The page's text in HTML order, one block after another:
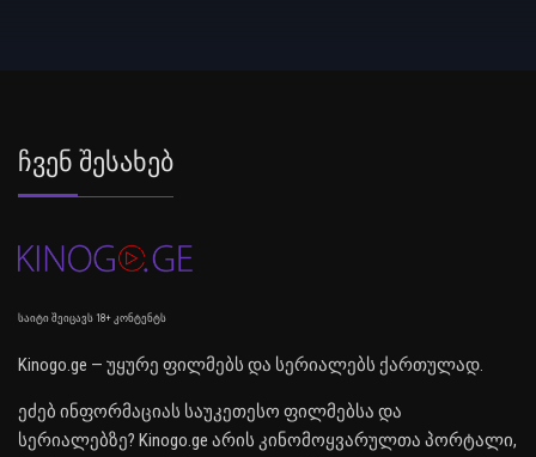
Ჩვენ Შესახებ
საიტი შეიცავს 18+ კონტენტს
Kinogo.ge — უყურე ფილმებს და სერიალებს ქართულად.
ეძებ ინფორმაციას საუკეთესო ფილმებსა და
სერიალებზე? Kinogo.ge არის კინომოყვარულთა პორტალი,